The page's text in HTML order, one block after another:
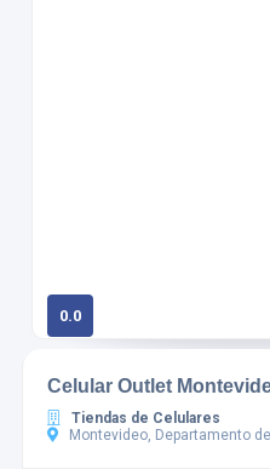
0.0
Celular Outlet
Tiendas de Celulares
Montevideo, Departamento